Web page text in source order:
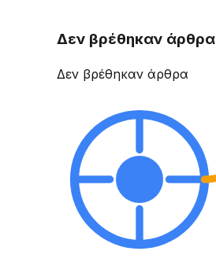
Δεν βρέθηκαν άρθρα
Δεν βρέθηκαν άρθρα